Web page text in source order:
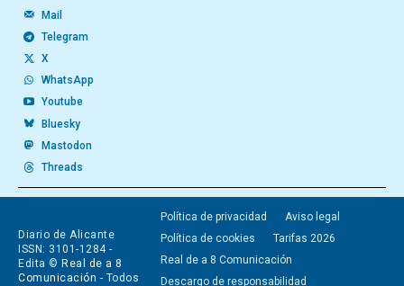
Mail
Telegram
X
WhatsApp
Youtube
Bluesky
Mastodon
Threads
Diario de Alicante
ISSN: 3101-1284 -
Edita © Real de a 8
Comunicación - Todos
Política de privacidad
Aviso legal
Política de cookies
Tarifas 2026
Real de a 8 Comunicación
Descargo de responsabilidad